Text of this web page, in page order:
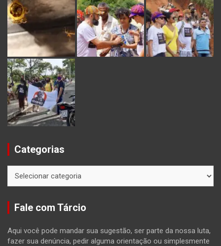
Categorias
Fale com Tárcio
Aqui você pode mandar sua sugestão, ser parte da nossa luta,
fazer sua denúncia, pedir alguma orientação ou simplesmente